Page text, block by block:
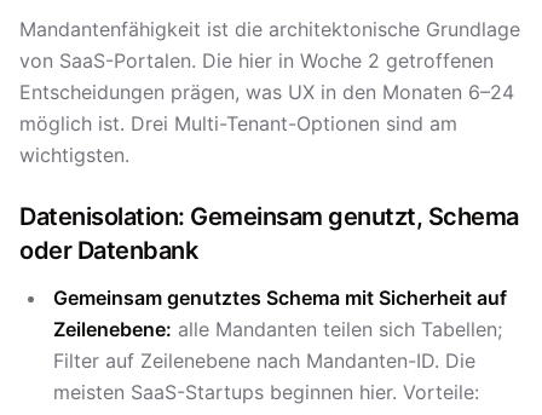
Mandantenfähigkeit ist die architektonische Grundlage
von SaaS-Portalen. Die hier in Woche 2 getroffenen
Entscheidungen prägen, was UX in den Monaten 6–24
möglich ist. Drei Multi-Tenant-Optionen sind am
wichtigsten.
Datenisolation: Gemeinsam genutzt, Schema
oder Datenbank
Gemeinsam genutztes Schema mit Sicherheit auf
Zeilenebene: alle Mandanten teilen sich Tabellen;
Filter auf Zeilenebene nach Mandanten-ID. Die
meisten SaaS-Startups beginnen hier. Vorteile: